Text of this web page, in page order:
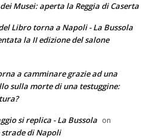
Musei: aperta la Reggia di Caserta
Libro torna a Napoli - La Bussola
la II edizione del salone
a camminare grazie ad una
sulla morte di una testuggine:
si replica - La Bussola on
di Napoli